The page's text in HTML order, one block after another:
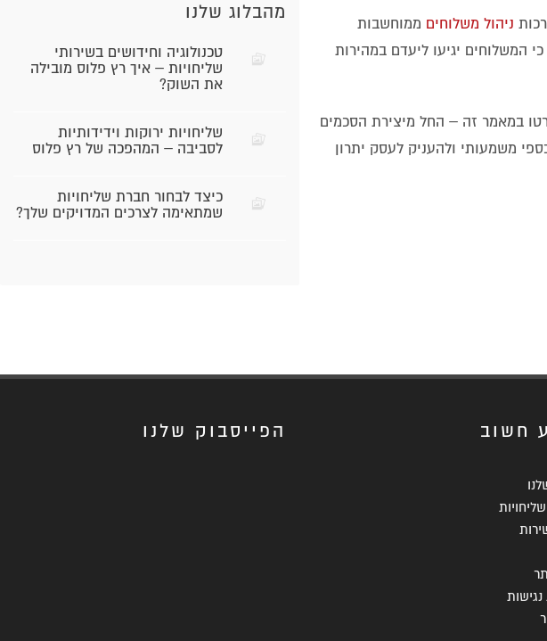
ניהול משלוחים ממוחשבות
המשלוחים יגיעו ליעדם במהירות
במאמר זה – החל מיצירת הסכמים
משמעותי ולהעניק לעסק יתרון
מהבלוג שלנו
טכנולוגיה וחידושים בשירותי
שליחויות – איך רץ פלוס מובילה
את השוק?
שליחויות ירוקות וידידותיות
לסביבה – המהפכה של רץ פלוס
כיצד לבחור חברת שליחויות
שמתאימה לצרכים המדויקים שלך?
חשוב הפייסבוק שלנו